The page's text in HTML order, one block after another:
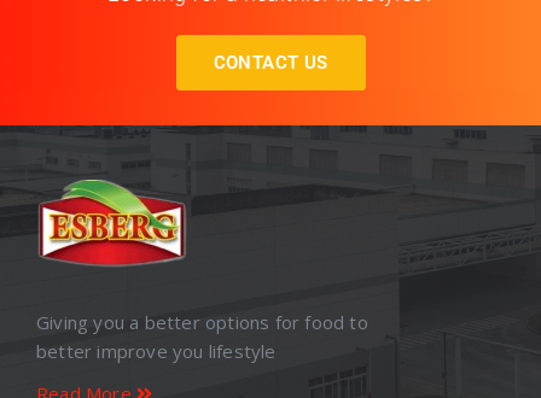
CONTACT US
Giving you a better options for food to
better improve you lifestyle
Read More